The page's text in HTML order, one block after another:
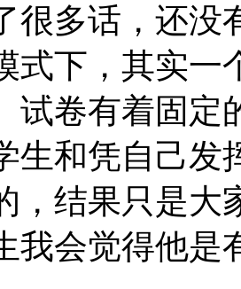
多话，还没
式下，其实一
试卷有着固定
生和凭自己发
，结果只是大
我会觉得他是